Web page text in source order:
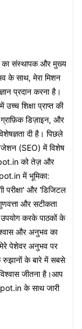
का संस्थापक और मुख्य
के साथ, मेरा मिशन
प्रदान करना है।
शिक्षा प्राप्त की
डिज़ाइन, और
दी है। पिछले
(SEO) में विशेष
को तेज़ और
में भूमिका:
और 'डिजिटल
और सटीकता
उपयोग करके पाठकों के
और अनुभव का
पेशेवर अनुभव पर
रुझानों के बारे में सबसे
जीतना है।आप
के साथ जारी